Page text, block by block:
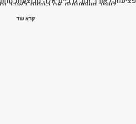
לשפר משמעותית את הנוחות לאורך
ונעימות, ולהפחית את הסיכוןקרא עוד